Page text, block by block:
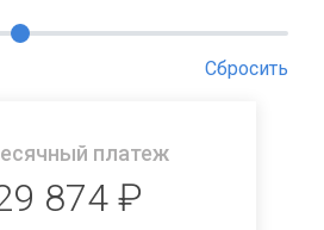
Сбросить
платеж
874 ₽